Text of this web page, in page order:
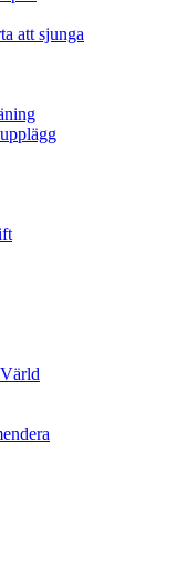
att sjunga